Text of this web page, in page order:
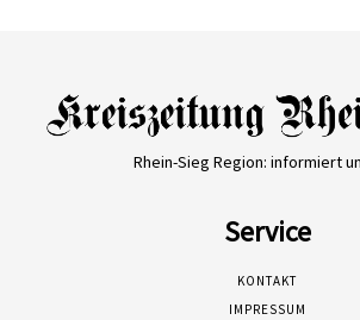
Rhein-Sieg Region: informiert
Service
KONTAKT
IMPRESSUM